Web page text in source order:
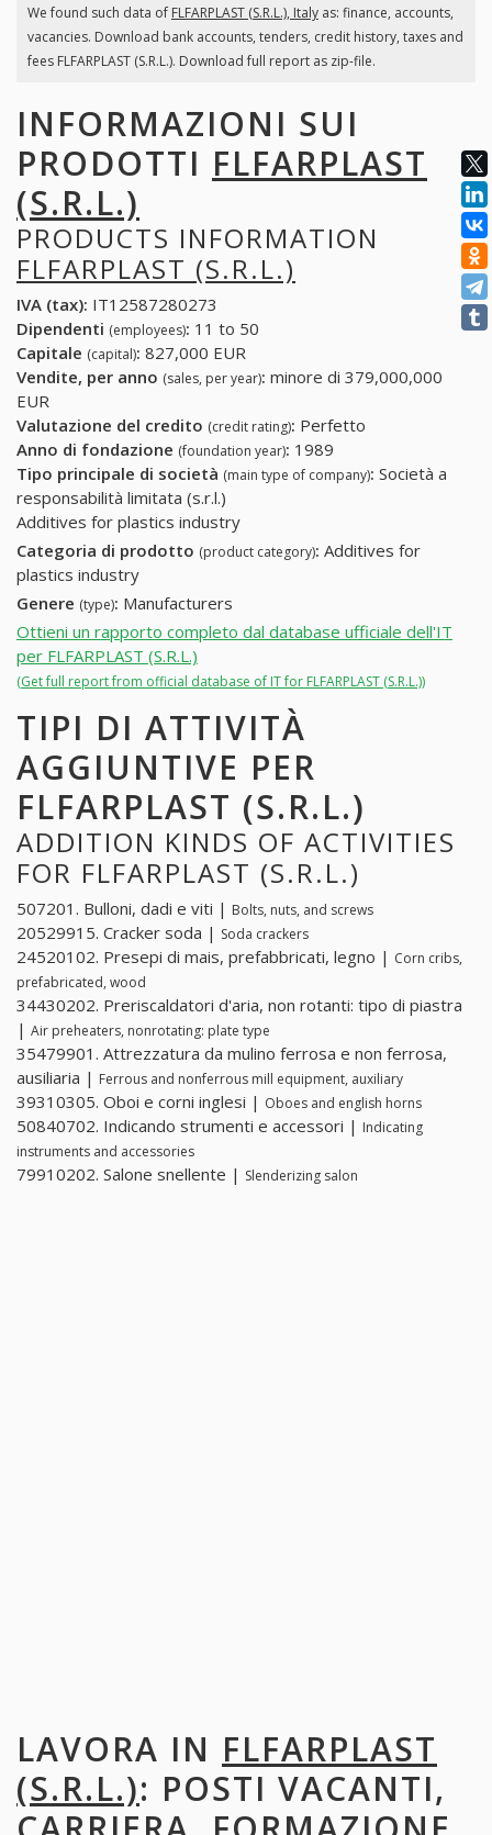
We found such data of FLFARPLAST (S.R.L.), Italyas: finance, accounts,
vacancies. Download bank accounts, tenders, credit history, taxes and
fees FLFARPLAST (S.R.L.). Download full report as zip-file.
INFORMAZIONI SUI
PRODOTTI FLFARPLAST
(S.R.L.)
PRODUCTS INFORMATION
FLFARPLAST (S.R.L.)
IVA (tax): IT12587280273
Dipendenti (employees): 11 to 50
Capitale (capital): 827,000 EUR
Vendite, per anno (sales, per year): minore di 379,000,000
EUR
Valutazione del credito (credit rating): Perfetto
Anno di fondazione (foundation year): 1989
Tipo principale di società (main type of company): Società a
responsabilità limitata (s.r.l.)
Additives for plastics industry
Categoria di prodotto (product category): Additives for
plastics industry
Genere (type): Manufacturers
Ottieni un rapporto completo dal database ufficiale dell'IT
per FLFARPLAST (S.R.L.)
(Get full report from official database of IT for FLFARPLAST (S.R.L.))
TIPI DI ATTIVITÀ
AGGIUNTIVE PER
FLFARPLAST (S.R.L.)
ADDITION KINDS OF ACTIVITIES
FOR FLFARPLAST (S.R.L.)
507201. Bulloni, dadi e viti | Bolts, nuts, and screws
20529915. Cracker soda | Soda crackers
24520102. Presepi di mais, prefabbricati, legno | Corn cribs,
prefabricated, wood
34430202. Preriscaldatori d'aria, non rotanti: tipo di piastra
| Air preheaters, nonrotating: plate type
35479901. Attrezzatura da mulino ferrosa e non ferrosa,
ausiliaria | Ferrous and nonferrous mill equipment, auxiliary
39310305. Oboi e corni inglesi | Oboes and english horns
50840702. Indicando strumenti e accessori | Indicating
instruments and accessories
79910202. Salone snellente | Slenderizing salon
LAVORA IN FLFARPLAST
(S.R.L.): POSTI VACANTI,